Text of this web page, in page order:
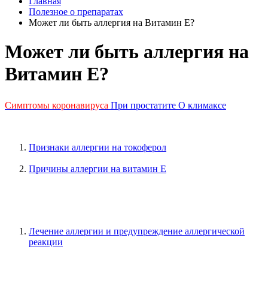
Полезное о препаратах
Может ли быть аллергия на Витамин Е?
Может ли быть аллергия на
Витамин Е?
Симптомы коронавируса При простатите О климаксе
Признаки аллергии на токоферол
Причины аллергии на витамин Е
Лечение аллергии и предупреждение аллергической
реакции